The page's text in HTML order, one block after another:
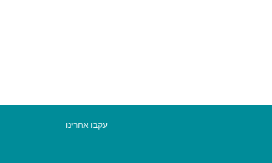
עקבו אחרינו